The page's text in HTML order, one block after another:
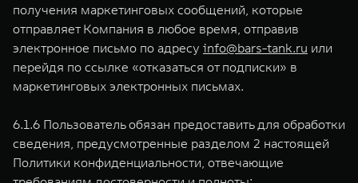
получения маркетинговых сообщений, которые
отправляет Компания в любое время, отправив
электронное письмо по адресу info@bars-tank.ru или
перейдя по ссылке «отказаться от подписки» в
маркетинговых электронных письмах.
6.1.6 Пользователь обязан предоставить для обработки
сведения, предусмотренные разделом 2 настоящей
Политики конфиденциальности, отвечающие